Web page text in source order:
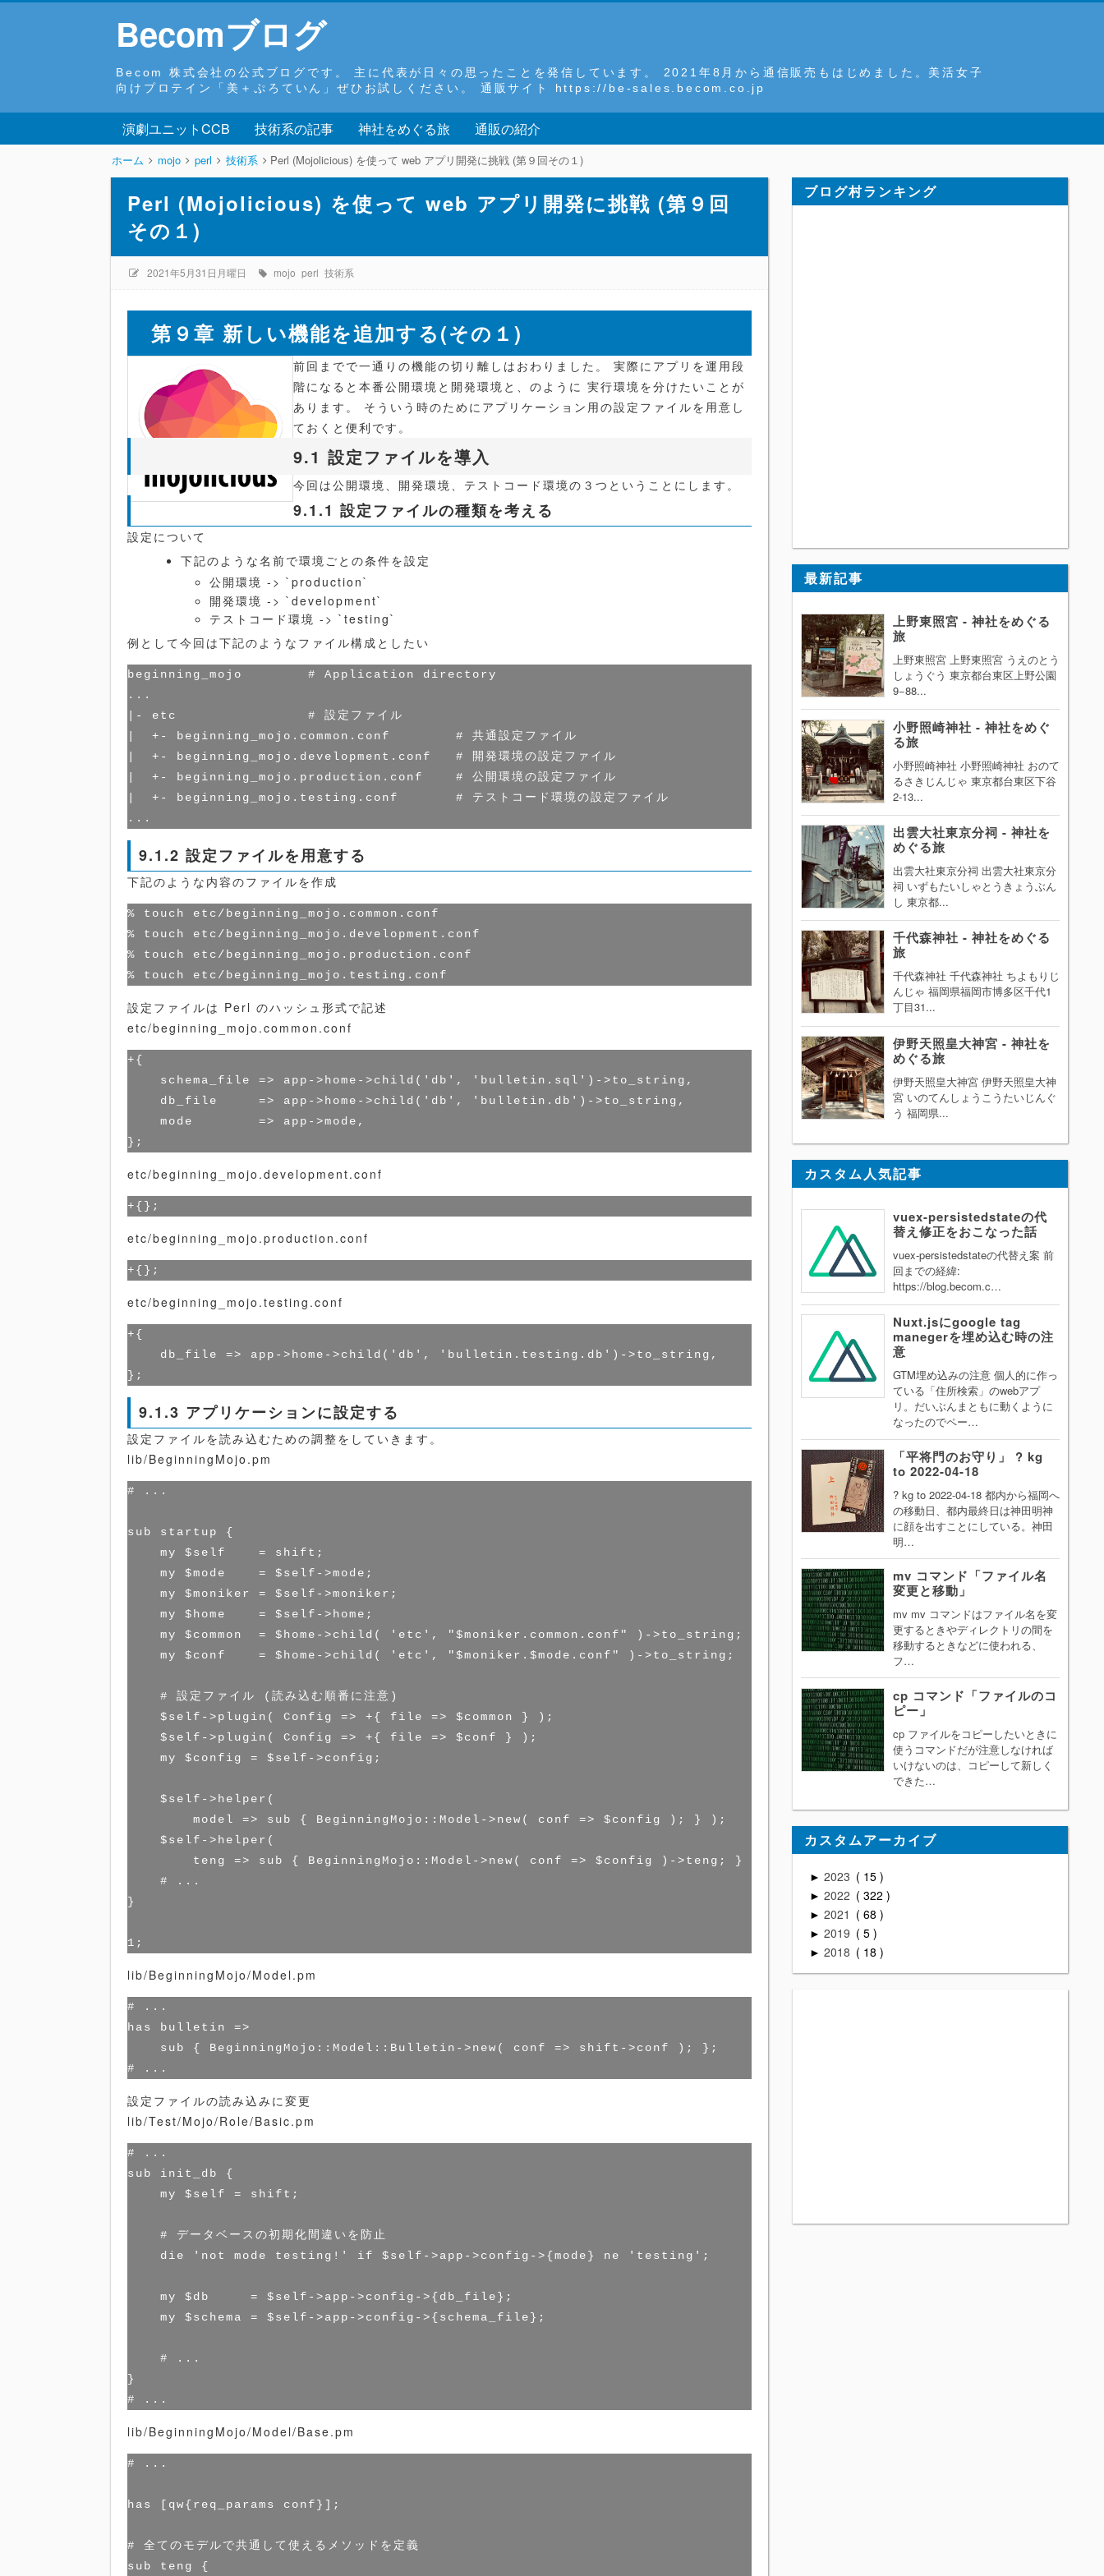
Becomブログ
Becom 株式会社の公式ブログです。 主に代表が日々の思ったことを発信しています。 2021年8月から通信販売もはじめました。美活女子
向けプロテイン「美＋ぷろていん」ぜひお試しください。 通販サイト https://be-sales.becom.co.jp
演劇ユニットCCB 技術系の記事 神社をめぐる旅 通販の紹介
ホーム mojo perl 技術系 Perl (Mojolicious) を使って web アプリ開発に挑戦 (第９回その１)
Perl (Mojolicious) を使って web アプリ開発に挑戦 (第９回
その１)
2021年5月31日月曜日 mojo perl 技術系
第９章 新しい機能を追加する(その１)
前回までで一通りの機能の切り離しはおわりました。 実際にアプリを運用段
階になると本番公開環境と開発環境と、のように 実行環境を分けたいことが
あります。 そういう時のためにアプリケーション用の設定ファイルを用意し
ておくと便利です。
9.1 設定ファイルを導入
今回は公開環境、開発環境、テストコード環境の３つということにします。
9.1.1 設定ファイルの種類を考える
設定について
下記のような名前で環境ごとの条件を設定
公開環境 -> `production`
開発環境 -> `development`
テストコード環境 -> `testing`
例として今回は下記のようなファイル構成としたい
beginning_mojo        # Application directory
...
|- etc                # 設定ファイル
|  +- beginning_mojo.common.conf        # 共通設定ファイル
|  +- beginning_mojo.development.conf   # 開発環境の設定ファイル
|  +- beginning_mojo.production.conf    # 公開環境の設定ファイル
|  +- beginning_mojo.testing.conf       # テストコード環境の設定ファイル
9.1.2 設定ファイルを用意する
下記のような内容のファイルを作成
% touch etc/beginning_mojo.common.conf
% touch etc/beginning_mojo.development.conf
% touch etc/beginning_mojo.production.conf
設定ファイルは Perl のハッシュ形式で記述
etc/beginning_mojo.common.conf
+{
    schema_file => app->home->child('db', 'bulletin.sql')->to_string,
    db_file     => app->home->child('db', 'bulletin.db')->to_string,
    mode        => app->mode,
etc/beginning_mojo.development.conf
etc/beginning_mojo.production.conf
etc/beginning_mojo.testing.conf
+{
    db_file => app->home->child('db', 'bulletin.testing.db')->to_string,
9.1.3 アプリケーションに設定する
設定ファイルを読み込むための調整をしていきます。
lib/BeginningMojo.pm
# ...
sub startup {
    my $self    = shift;
    my $mode    = $self->mode;
    my $moniker = $self->moniker;
    my $home    = $self->home;
    my $common  = $home->child( 'etc', "$moniker.common.conf" )->to_string;
    my $conf    = $home->child( 'etc', "$moniker.$mode.conf" )->to_string;
    # 設定ファイル (読み込む順番に注意)
    $self->plugin( Config => +{ file => $common } );
    $self->plugin( Config => +{ file => $conf } );
    my $config = $self->config;
    $self->helper(
        model => sub { BeginningMojo::Model->new( conf => $config ); } );
    $self->helper(
        teng => sub { BeginningMojo::Model->new( conf => $config )->teng; } );
    # ...
}
lib/BeginningMojo/Model.pm
# ...
has bulletin =>
    sub { BeginningMojo::Model::Bulletin->new( conf => shift->conf ); };
設定ファイルの読み込みに変更
lib/Test/Mojo/Role/Basic.pm
# ...
sub init_db {
    my $self = shift;
    # データベースの初期化間違いを防止
    die 'not mode testing!' if $self->app->config->{mode} ne 'testing';
    my $db     = $self->app->config->{db_file};
    my $schema = $self->app->config->{schema_file};
    # ...
}
lib/BeginningMojo/Model/Base.pm
# ...
has [qw{req_params conf}];
# 全てのモデルで共通して使えるメソッドを定義
sub teng {
ブログ村ランキング
最新記事
上野東照宮 - 神社をめぐる
旅
上野東照宮 上野東照宮 うえのとう
しょうぐう 東京都台東区上野公園
9−88...
小野照崎神社 - 神社をめぐ
る旅
小野照崎神社 小野照崎神社 おのて
るさきじんじゃ 東京都台東区下谷
2-13...
出雲大社東京分祠 - 神社を
めぐる旅
出雲大社東京分祠 出雲大社東京分
祠 いずもたいしゃとうきょうぶん
し 東京都...
千代森神社 - 神社をめぐる
旅
千代森神社 千代森神社 ちよもりじ
んじゃ 福岡県福岡市博多区千代1
丁目31...
伊野天照皇大神宮 - 神社を
めぐる旅
伊野天照皇大神宮 伊野天照皇大神
宮 いのてんしょうこうたいじんぐ
う 福岡県...
カスタム人気記事
vuex-persistedstateの代
替え修正をおこなった話
vuex-persistedstateの代替え案 前
回までの経緯:
https://blog.becom.c…
Nuxt.jsにgoogle tag
manegerを埋め込む時の注
意
GTM埋め込みの注意 個人的に作っ
ている「住所検索」のwebアプ
リ。だいぶんまともに動くように
なったのでペー…
「平将門のお守り」 ? kg
to 2022-04-18
? kg to 2022-04-18 都内から福岡へ
の移動日、都内最終日は神田明神
に顔を出すことにしている。神田
明…
mv コマンド「ファイル名
変更と移動」
mv mv コマンドはファイル名を変
更するときやディレクトリの間を
移動するときなどに使われる、
フ…
cp コマンド「ファイルのコ
ピー」
cp ファイルをコピーしたいときに
使うコマンドだが注意しなければ
いけないのは、コピーして新しく
できた…
カスタムアーカイブ
►2023 15
►2022 322
►2021 68
►2019 5
►2018 18